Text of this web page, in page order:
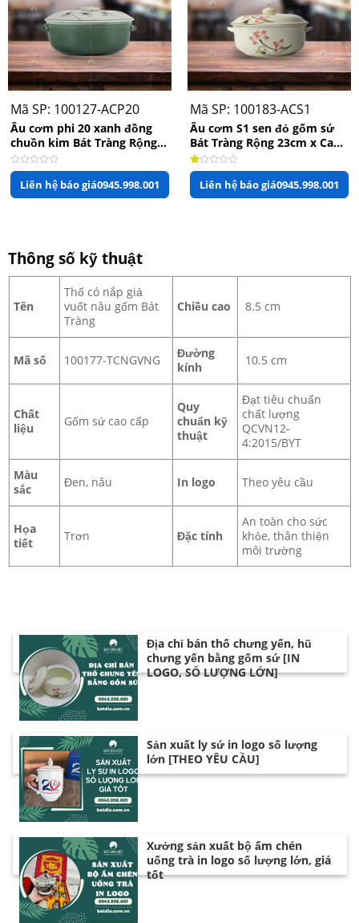
Mã SP: 100127-ACP20
Âu cơm phi 20 xanh đồng
chuồn kim Bát Tràng Rộng
20cm x Cao 10cm
Được
xếp
hạng
Liên hệ báo giá0945.998.001
Mã SP: 100183-ACS1
Âu cơm S1 sen đỏ gốm sứ
Bát Tràng Rộng 23cm x Cao
11.5cm
Được
xếp
hạng
Liên hệ báo giá0945.998.001
Thông số kỹ thuật
Tên
Thố có nắp giả
vuốt nâu gốm Bát
Tràng
Chiều cao 8.5 cm
Mã số 100177-TCNGVNG
Đường
kính
10.5 cm
Chất
liệu
Gốm sứ cao cấp
Quy
chuẩn kỹ
thuật
Đạt tiêu chuẩn
chất lượng
QCVN12-
4:2015/BYT
Màu
sắc
Đen, nâu In logo Theo yêu cầu
Họa
tiết
Trơn Đặc tính
An toàn cho sức
khỏe, thân thiện
môi trường
Địa chỉ bán thố chưng yến, hũ
chưng yến bằng gốm sứ [IN
LOGO, SỐ LƯỢNG LỚN]
Sản xuất ly sứ in logo số lượng
lớn [THEO YÊU CẦU]
Xưởng sản xuất bộ ấm chén
uống trà in logo số lượng lớn, giá
tốt